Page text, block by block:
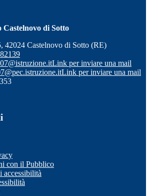
di Sotto
42024 Castelnovo di Sotto (RE)
Link per inviare una mail
Link per inviare una mail
con il Pubblico
accessibilità